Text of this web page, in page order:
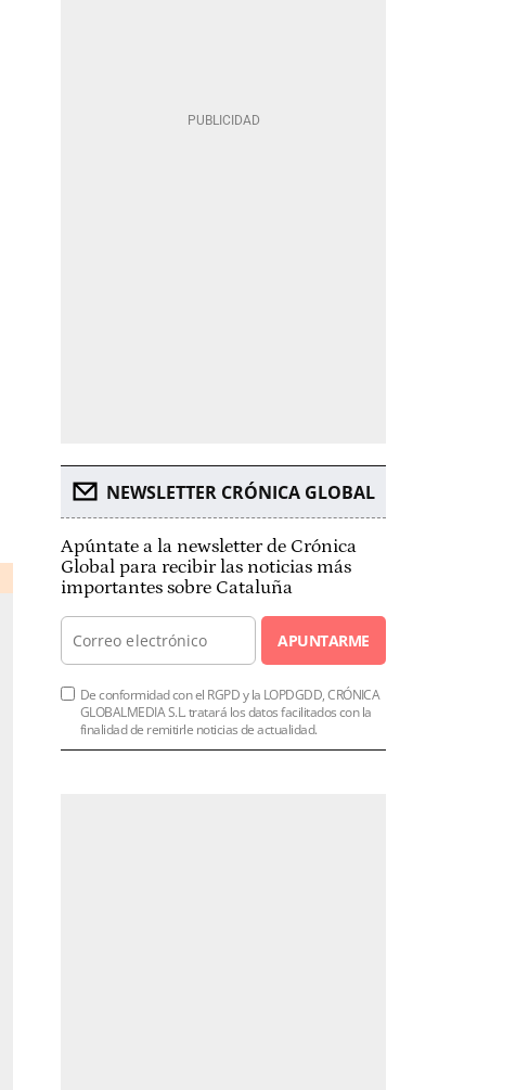
NEWSLETTER CRÓNICA GLOBAL
Apúntate a la newsletter de Crónica
Global para recibir las noticias más
importantes sobre Cataluña
APUNTARME
De conformidad con el RGPD y la LOPDGDD, CRÓNICA
GLOBALMEDIA S.L. tratará los datos facilitados con la
finalidad de remitirle noticias de actualidad.